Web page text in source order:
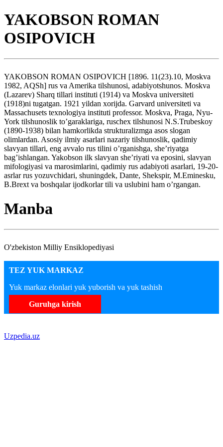
YAKOBSON ROMAN
OSIPOVICH
YAKOBSON ROMAN OSIPOVICH [1896. 11(23).10, Moskva
1982, AQSh] rus va Amerika tilshunosi, adabiyotshunos. Moskva
(Lazarev) Sharq tillari instituti (1914) va Moskva universiteti
(1918)ni tugatgan. 1921 yildan xorijda. Garvard universiteti va
Massachusets texnologiya instituti professor. Moskva, Praga, Nyu-
York tilshunoslik to’garaklariga, ruschex tilshunosi N.S.Trubeskoy
(1890-1938) bilan hamkorlikda strukturalizmga asos slogan
olimlardan. Asosiy ilmiy asarlari nazariy tilshunoslik, qadimiy
slavyan tillari, eng avvalo rus tilini o’rganishga, she’riyatga
bag’ishlangan. Yakobson ilk slavyan she’riyati va eposini, slavyan
mifologiyasi va marosimlarini, qadimiy rus adabiyoti asarlari, 19-20-
asrlar rus yozuvchidari, shuningdek, Dante, Shekspir, M.Eminesku,
B.Brext va boshqalar ijodkorlar tili va uslubini ham o’rgangan.
Manba
O'zbekiston Milliy Ensiklopediyasi
TEZ YUK MARKAZ
Yuk markaz elonlari yuk yuborish va yuk tashish
Guruhga kirish
Uzpedia.uz